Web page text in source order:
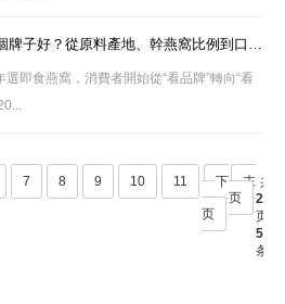
即食燕窩哪個牌子好？從原料產地、幹燕窩比例到口感體驗綜合判斷
即食燕窩，消費者開始從“看品牌”轉向“看
7 8 9 10 11
下
一
页
末
页
共
20
页
500
条